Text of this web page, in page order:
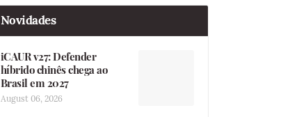
Novidades
iCAUR v27: Defender
híbrido chinês chega ao
Brasil em 2027
August 06, 2026